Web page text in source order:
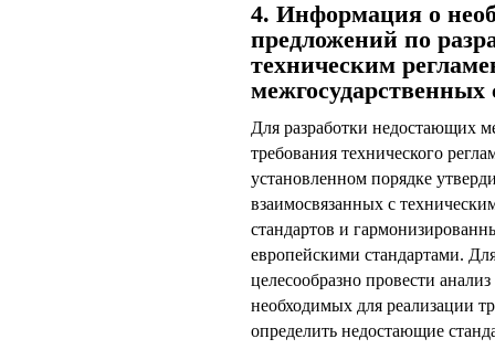
4. Информация о
предложений по
техническим
межгосударственных
Для разработки недостающих
требования технического
установленном порядке
взаимосвязанных с
стандартов и
европейскими стандартами.
целесообразно провести
необходимых для реализации
определить недостающие